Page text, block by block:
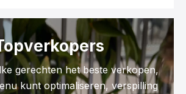
gerechten het beste verkopen,
kunt optimaliseren, verspilling